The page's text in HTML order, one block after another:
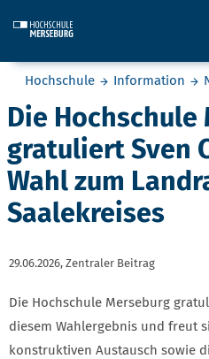
Sie befinden sich hier:
Hochschule Information
Die Hochschule
gratuliert Sven
Wahl zum
Saalekreises
29.06.2026, Zentraler Beitrag
Die Hochschule Merseburg
diesem Wahlergebnis und freut
konstruktiven Austausch sowie